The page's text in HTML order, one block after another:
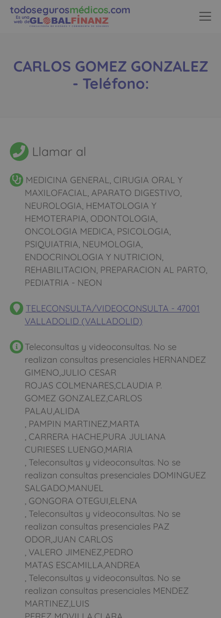
todosegurosmédicos.com
Es una
web de
CARLOS GOMEZ GONZALEZ
- Teléfono:
Llamar al
MEDICINA GENERAL, CIRUGIA ORAL Y
MAXILOFACIAL, APARATO DIGESTIVO,
NEUROLOGIA, HEMATOLOGIA Y
HEMOTERAPIA, ODONTOLOGIA,
ONCOLOGIA MEDICA, PSICOLOGIA,
PSIQUIATRIA, NEUMOLOGIA,
ENDOCRINOLOGIA Y NUTRICION,
REHABILITACION, PREPARACION AL PARTO,
PEDIATRIA - NEON
TELECONSULTA/VIDEOCONSULTA - 47001
VALLADOLID (VALLADOLID)
Teleconsultas y videoconsultas. No se
realizan consultas presenciales HERNANDEZ
GIMENO,JULIO CESAR
ROJAS COLMENARES,CLAUDIA P.
GOMEZ GONZALEZ,CARLOS
PALAU,ALIDA
, PAMPIN MARTINEZ,MARTA
, CARRERA HACHE,PURA JULIANA
CURIESES LUENGO,MARIA
, Teleconsultas y videoconsultas. No se
realizan consultas presenciales DOMINGUEZ
SALGADO,MANUEL
, GONGORA OTEGUI,ELENA
, Teleconsultas y videoconsultas. No se
realizan consultas presenciales PAZ
ODOR,JUAN CARLOS
, VALERO JIMENEZ,PEDRO
MATAS ESCAMILLA,ANDREA
, Teleconsultas y videoconsultas. No se
realizan consultas presenciales MENDEZ
MARTINEZ,LUIS